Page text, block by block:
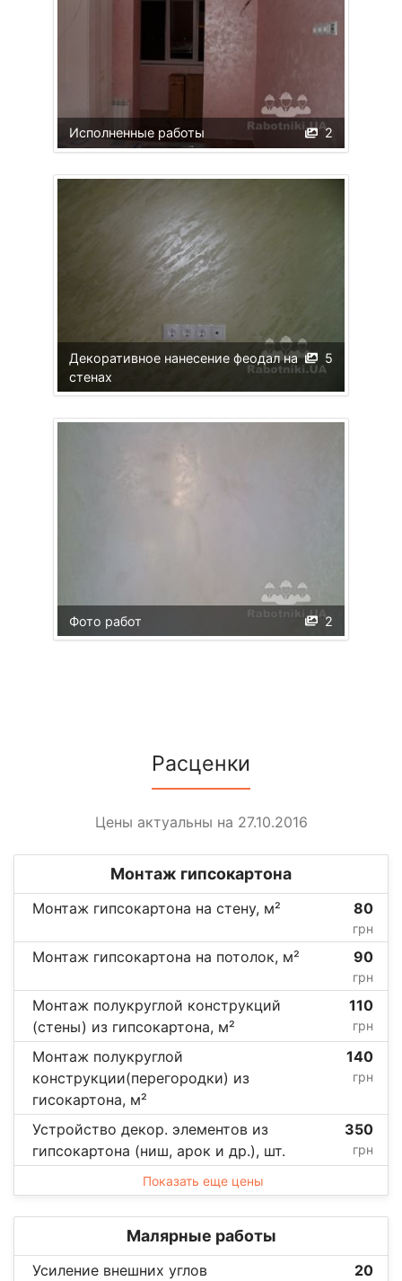
2
Исполненные работы
5
Декоративное нанесение феодал на
стенах
2
Фото работ
Расценки
Цены актуальны на 27.10.2016
Монтаж гипсокартона
Монтаж гипсокартона на стену, м² 80
грн
Монтаж гипсокартона на потолок, м² 90
грн
Монтаж полукруглой конструкций
(стены) из гипсокартона, м²
110
грн
Монтаж полукруглой
конструкции(перегородки) из
гисокартона, м²
140
грн
Устройство декор. элементов из
гипсокартона (ниш, арок и др.), шт.
350
грн
Показать еще цены
Малярные работы
Усиление внешних углов
20